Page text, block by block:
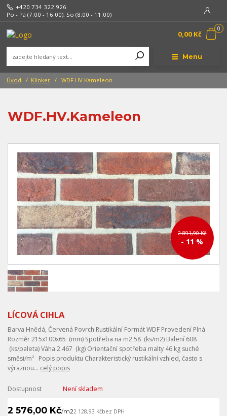
Menu
+420 734 322 926
Po - Pá (7:00 - 16:00), So (8:00 - 11:00)
0
0,00 Kč
Úvod Klinker WDF.HV.Kameleon
WDF.HV.Kameleon
2 891,90 Kč
- 11 %
LÍCOVÁ CIHLA
Barva Hnědá, Červená Povrch Rustikální Formát WDF Provedení Plná
Rozměr 215x100x65 (mm) Spotřeba na m2 58 (ks/m2) Balení 608
(ks/paleta) Váha 2.467 (kg) Orientační spotřeba malty 46 kg suché
směsi/m² Popis produktu Charakteristický rustikální vzhled, často s
výraznou... celý popis
Dostupnost Není skladem
2 576,00 Kč/m22 128,93 Kčbez DPH